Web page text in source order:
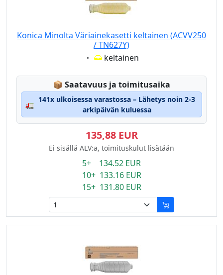
Konica Minolta Väriainekasetti keltainen (ACVV250
/ TN627Y)
Eigenschaft:
keltainen
📦 Lagerstatus:
Saatavuus ja toimitusaika
🚛
141x ulkoisessa varastossa – Lähetys noin 2-3
arkipäivän kuluessa
135,88 EUR
Ei sisällä ALV:a, toimituskulut lisätään
5+ 134.52 EUR
10+ 133.16 EUR
15+ 131.80 EUR